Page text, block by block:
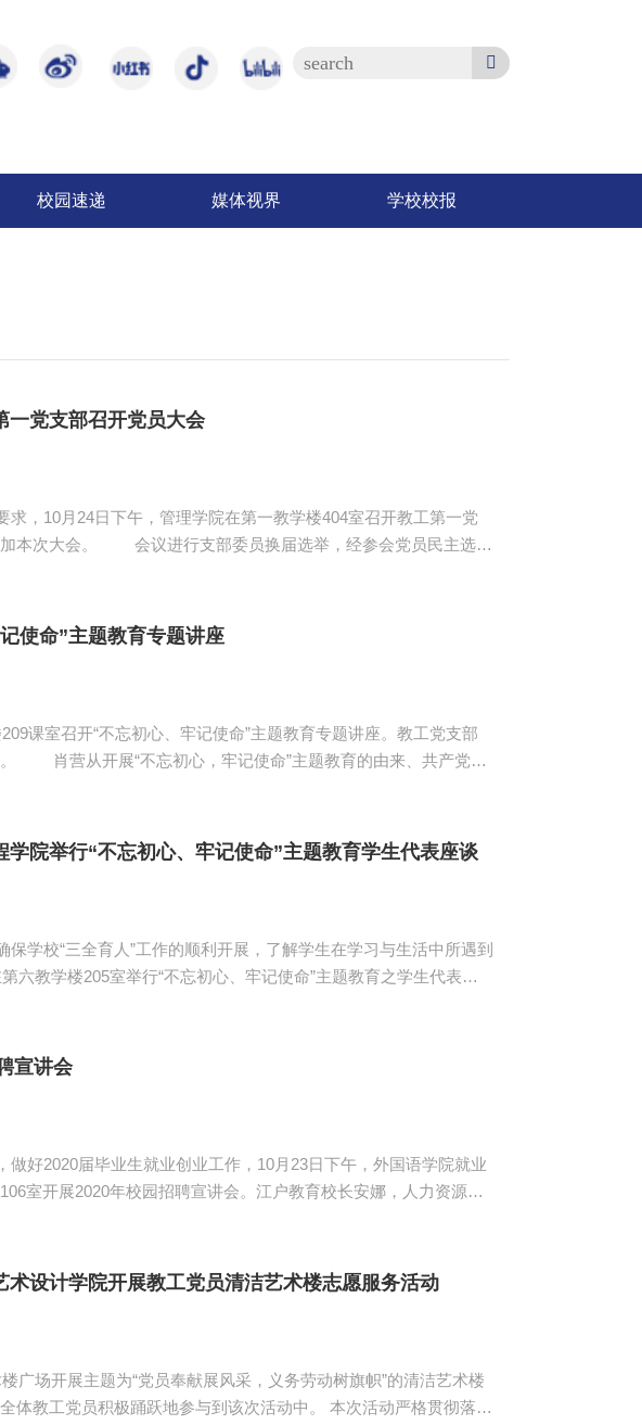
校园速递 媒体视界 学校校报
党支部召开党员大会
求，10月24日下午，管理学院在第一教学楼404室召开教工第一党
，经参会党员民主选
是立足本职岗位，践行爱国精神。...
使命”主题教育专题讲座
课室召开“不忘初心、牢记使命”主题教育专题讲座。教工党支部
人
极推动学校学生工作...
院举行“不忘初心、牢记使命”主题教育学生代表座谈
学校“三全育人”工作的顺利开展，了解学生在学习与生活中所遇到
六教学楼205室举行“不忘初心、牢记使命”主题教育之学生代表座
、探讨。2017级计科一班...
宣讲会
做好2020届毕业生就业创业工作，10月23日下午，外国语学院就业
室开展2020年校园招聘宣讲会。江户教育校长安娜，人力资源专
展现自我，现场组织了一次自...
设计学院开展教工党员清洁艺术楼志愿服务活动
广场开展主题为“党员奉献展风采，义务劳动树旗帜”的清洁艺术楼
极踊跃地参与到该次活动中。 本次活动严格贯彻落实